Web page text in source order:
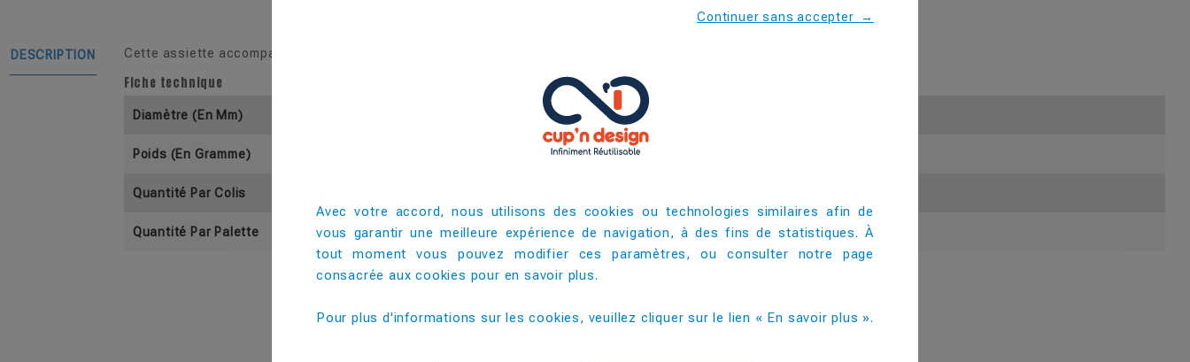
DESCRIPTION Cette assiette accompagnera avec succès vos repas chauds ou froids lors de vos réceptions, banquets et autres festivités.
Fiche technique
Diamètre (En Mm)
Poids (En Gramme)
Quantité Par Colis
Quantité Par Palette 5000
Continuer sans accepter →
Avec votre accord, nous utilisons des cookies ou technologies similaires afin de
vous garantir une meilleure expérience de navigation, à des fins de statistiques. À
tout moment vous pouvez modifier ces paramètres, ou consulter notre page
consacrée aux cookies pour en savoir plus. ​
Pour plus d'informations sur les cookies, veuillez cliquer sur le lien « En savoir plus ».